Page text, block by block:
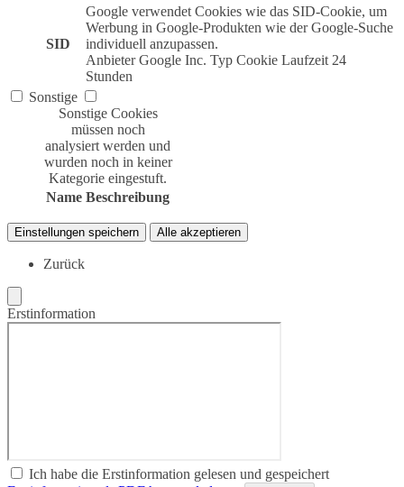
SID
Google verwendet Cookies wie das SID-Cookie, um
Werbung in Google-Produkten wie der Google-Suche
individuell anzupassen.
Anbieter Google Inc. Typ Cookie Laufzeit 24
Stunden
Sonstige
Sonstige Cookies
müssen noch
analysiert werden und
wurden noch in keiner
Kategorie eingestuft.
Name Beschreibung
Einstellungen speichern Alle akzeptieren
Zurück
Erstinformation
Ich habe die Erstinformation gelesen und gespeichert